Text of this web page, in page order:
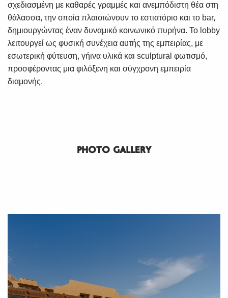
σχεδιασμένη με καθαρές γραμμές και ανεμπόδιστη θέα στη
θάλασσα, την οποία πλαισιώνουν το εστιατόριο και το bar,
δημιουργώντας έναν δυναμικό κοινωνικό πυρήνα. Το lobby
λειτουργεί ως φυσική συνέχεια αυτής της εμπειρίας, με
εσωτερική φύτευση, γήινα υλικά και sculptural φωτισμό,
προσφέροντας μια φιλόξενη και σύγχρονη εμπειρία
διαμονής.
PHOTO GALLERY